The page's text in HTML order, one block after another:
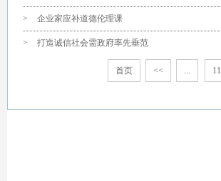
> 企业家应补道德伦理课
> 打造诚信社会需政府率先垂范
首页 << ... 11